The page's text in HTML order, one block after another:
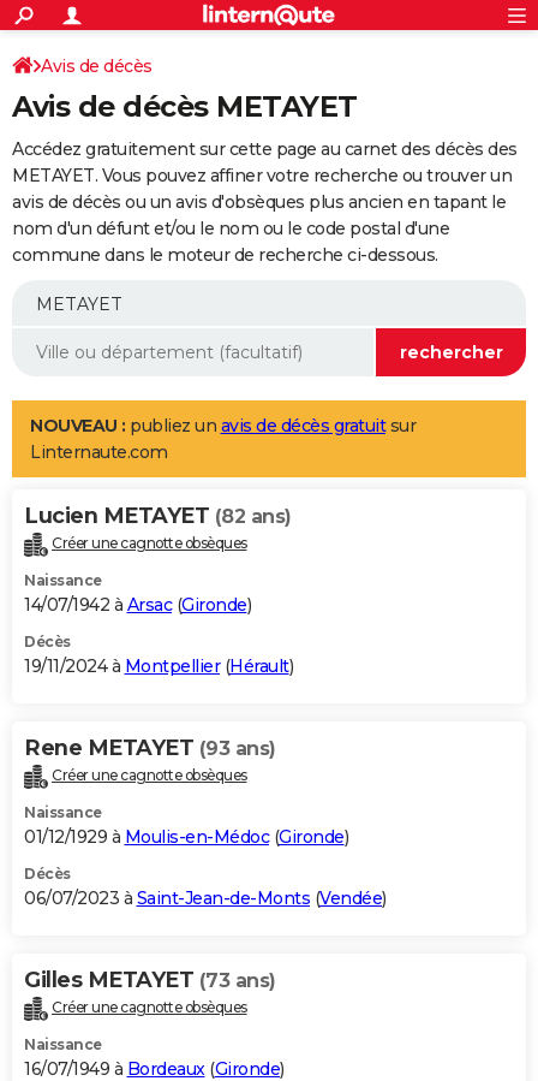
ACTUALITÉS
Politique
Société
Faits Divers
Education
Monde
Villes
+
SPORT
Coupe du monde 2026
Football
Tennis
Cyclisme
Rugby
Forum
Programme TV
TNT
Streaming
Cinéma
Sorties cinéma
Musique
+
FINANCE
Retraite
Epargne
Immobilier
Risques naturels par ville
Banque
Assurance
AUTO
Essais
Réserver un essai
Citadines
Berlines
SUV
Forum auto
+
Mobiles
Meilleur smartphone
Internet
Ordinateurs
Jeux vidéo
Guide high-tech
Aménagement intérieur
LIFESTYLE
Art de vivre
Bien-être
Loisirs
Mode
Modes de vie
Alimentation
Guide de la santé
Maladies
Médicaments
Sommeil
VOYAGE
Destinations
City break
Voyage nature
Voyage de noces
Forum
Climat
+PHOTO
GUIDES D'ACHAT
BONS PLANS
Carte de Noël
Carte Bonne année
Carte Saint-Valentin
Carte Pâques
Carte d'anniversaire
DICTIONNAIRE
Dictionnaire
Biographies
Citations
Expressions
Proverbes
PROGRAMME TV
S'inscrire
Se connecter
Lycées
Collèges
Primaires
Universités
Entreprises
Service militaire
Avis de recherche
AVIS DE DÉCÈS
Bricolage
Lifestyle
Culture
Sport
Auto
Television
Voyage
Cinema
Avis de décès
Avis de décès METAYET
Accédez gratuitement sur cette page au carnet des décès des
METAYET. Vous pouvez affiner votre recherche ou trouver un
avis de décès ou un avis d'obsèques plus ancien en tapant le
nom d'un défunt et/ou le nom ou le code postal d'une
commune dans le moteur de recherche ci-dessous.
NOUVEAU : publiez un avis de décès gratuitsur
Linternaute.com
Lucien METAYET (82 ans)
Créer une cagnotte obsèques
Naissance
14/07/1942 à Arsac(Gironde)
Décès
19/11/2024 à Montpellier(Hérault)
Rene METAYET (93 ans)
Créer une cagnotte obsèques
Naissance
01/12/1929 à Moulis-en-Médoc(Gironde)
Décès
06/07/2023 à Saint-Jean-de-Monts (Vendée)
Gilles METAYET (73 ans)
Créer une cagnotte obsèques
Naissance
16/07/1949 à Bordeaux(Gironde)